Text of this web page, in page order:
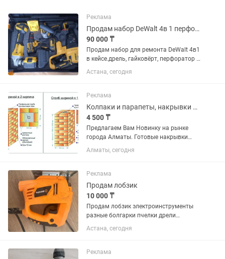
Реклама
Продам набор DeWalt 4в 1 перфоратор
90 000 ₸
Продам набор для ремонта DeWalt 4в1
в кейсе.дрель, гайковёрт, перфоратор и
болгарка+зарядка и 2
аккумулятора.срочно
Астана, сегодня
Реклама
Колпаки и парапеты, накрывки на колонны и забор.
4 500 ₸
Предлагаем Вам Новинку на рынке
города Алматы. Готовые накрывки
колпаки на колонны, парапеты
накрывки на забор. Материал
композита. Очень легкие,
долговечные,...
Алматы, сегодня
Реклама
Продам лобзик
10 000 ₸
Продам лобзик электроинструменты
разные болгарки пчелки дрели
шуруповерты перфораторы
Астана, сегодня
Реклама